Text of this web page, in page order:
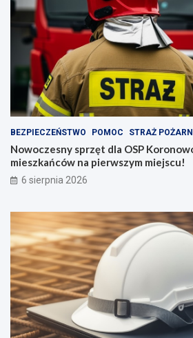
BEZPIECZEŃSTWO POMOC STRAŻ
Nowoczesny sprzęt dla OSP
mieszkańców na pierwszym miejscu!
6 sierpnia 2026